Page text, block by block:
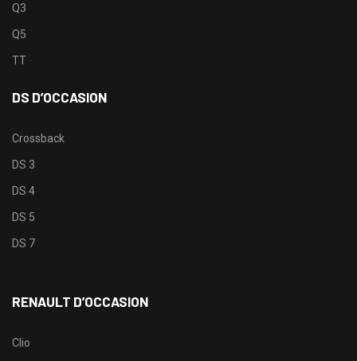
Q3
Q5
TT
DS D’OCCASION
Crossback
DS 3
DS 4
DS 5
DS 7
RENAULT D’OCCASION
Clio